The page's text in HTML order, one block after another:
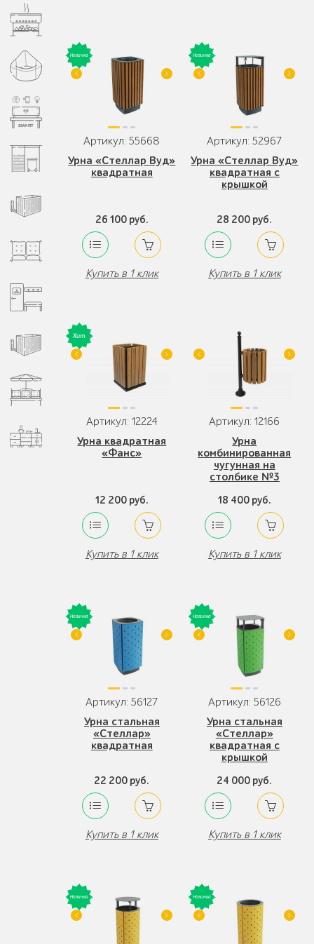
Артикул: 55668
Урна «Стеллар Вуд»
квадратная
26 100 руб.
Купить в 1 клик
Артикул: 52967
Урна «Стеллар Вуд»
квадратная с
крышкой
28 200 руб.
Купить в 1 клик
Артикул: 12224
Урна квадратная
«Фанс»
12 200 руб.
Купить в 1 клик
Артикул: 12166
Урна
комбинированная
чугунная на
столбике №3
18 400 руб.
Купить в 1 клик
Артикул: 56127
Урна стальная
«Стеллар»
квадратная
22 200 руб.
Купить в 1 клик
Артикул: 56126
Урна стальная
«Стеллар»
квадратная с
крышкой
24 000 руб.
Купить в 1 клик